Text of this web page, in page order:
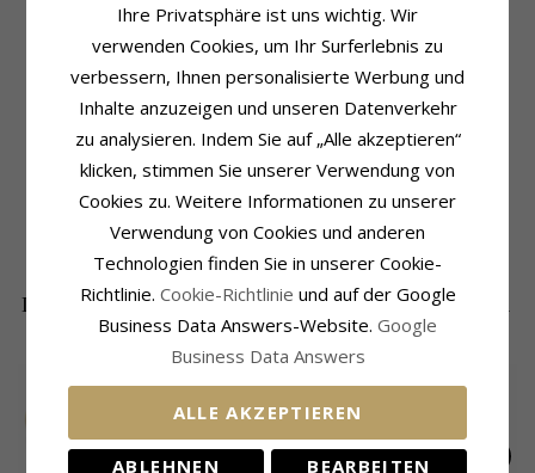
Produktinformation
Runden
Material:Zirkon
Ohrringe:
Ohrstecker
Metall:14 Karat Gold
Oberfläche: Polierter
Schmuckstein
Stückzahl:2
Schliff: Facettenschliff
Schmuckstein: Zirkon
Durchmesser:5,5 mm
4-5 Werktage
DIE BELIEBTESTEN PRODUKTE IN DER
KATEGORIE
Ihre Privatsphäre ist uns wichtig. Wir
verwenden Cookies, um Ihr Surferlebnis zu
verbessern, Ihnen personalisierte Werbung und
Inhalte anzuzeigen und unseren Datenverkehr
zu analysieren. Indem Sie auf „Alle akzeptieren“
klicken, stimmen Sie unserer Verwendung von
Cookies zu. Weitere Informationen zu unserer
Verwendung von Cookies und anderen
Technologien finden Sie in unserer Cookie-
Richtlinie. Cookie-Richtlinie und auf der Google
Business Data Answers-Website. Google
Business Data Answers
ALLE AKZEPTIEREN
ABLEHNEN BEARBEITEN